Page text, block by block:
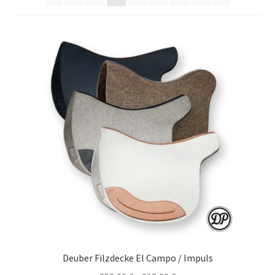
Deuber Filzdecke El Campo / Impuls